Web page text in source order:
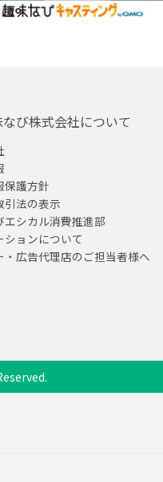
び株式会社について
保護方針
引法の表示
エシカル消費推進部
ションについて
・広告代理店のご担当者様へ